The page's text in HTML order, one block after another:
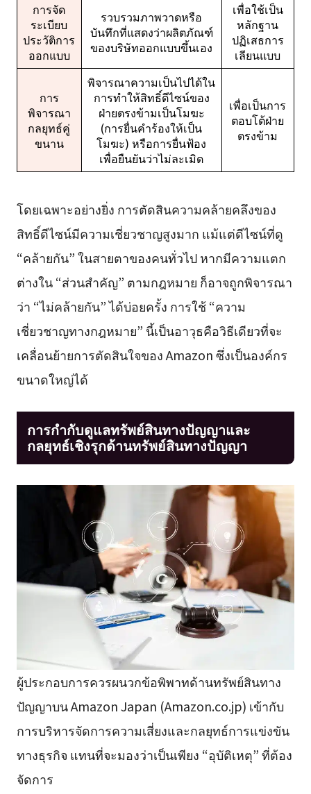
การจัด
ระเบียบ
ประวัติการ
ออกแบบ
รวบรวมภาพวาดหรือ
บันทึกที่แสดงว่าผลิตภัณฑ์
ของบริษัทออกแบบขึ้นเอง
เพื่อใช้เป็น
หลักฐาน
ปฏิเสธการ
เลียนแบบ
การ
พิจารณา
กลยุทธ์คู่
ขนาน
พิจารณาความเป็นไปได้ใน
การทำให้สิทธิ์ดีไซน์ของ
ฝ่ายตรงข้ามเป็นโมฆะ
(การยื่นคำร้องให้เป็น
โมฆะ) หรือการยื่นฟ้อง
เพื่อยืนยันว่าไม่ละเมิด
เพื่อเป็นการ
ตอบโต้ฝ่าย
ตรงข้าม
โดยเฉพาะอย่างยิ่ง การตัดสินความคล้ายคลึงของ
สิทธิ์ดีไซน์มีความเชี่ยวชาญสูงมาก แม้แต่ดีไซน์ที่ดู
“คล้ายกัน” ในสายตาของคนทั่วไป หากมีความแตก
ต่างใน “ส่วนสำคัญ” ตามกฎหมาย ก็อาจถูกพิจารณา
ว่า “ไม่คล้ายกัน” ได้บ่อยครั้ง การใช้ “ความ
เชี่ยวชาญทางกฎหมาย” นี้เป็นอาวุธคือวิธีเดียวที่จะ
เคลื่อนย้ายการตัดสินใจของ Amazon ซึ่งเป็นองค์กร
ขนาดใหญ่ได้
การกำกับดูแลทรัพย์สินทางปัญญาและ
กลยุทธ์เชิงรุกด้านทรัพย์สินทางปัญญา
ผู้ประกอบการควรผนวกข้อพิพาทด้านทรัพย์สินทาง
ปัญญาบน Amazon Japan (Amazon.co.jp) เข้ากับ
การบริหารจัดการความเสี่ยงและกลยุทธ์การแข่งขัน
ทางธุรกิจ แทนที่จะมองว่าเป็นเพียง “อุบัติเหตุ” ที่ต้อง
จัดการ